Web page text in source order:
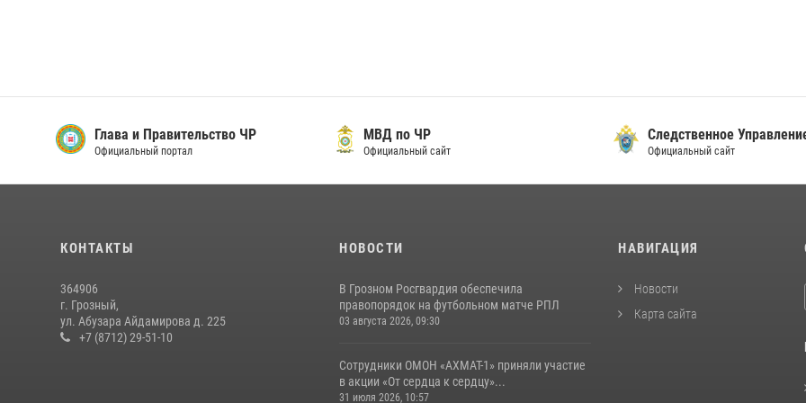
Глава и Правительство ЧР
Официальный портал
МВД по ЧР
Официальный сайт
Следственное
Официальный сайт
КОНТАКТЫ
364906
г. Грозный,
ул. Абузара Айдамирова д. 225
+7 (8712) 29-51-10
НОВОСТИ
В Грозном Росгвардия обеспечила
правопорядок на футбольном матче РПЛ
03 августа 2026, 09:30
Сотрудники ОМОН «АХМАТ-1» приняли участие
в акции «От сердца к сердцу»...
31 июля 2026, 10:57
НАВИГАЦИЯ
Новости
Карта сайта